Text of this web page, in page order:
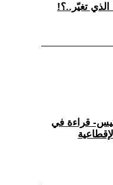
قراءة في